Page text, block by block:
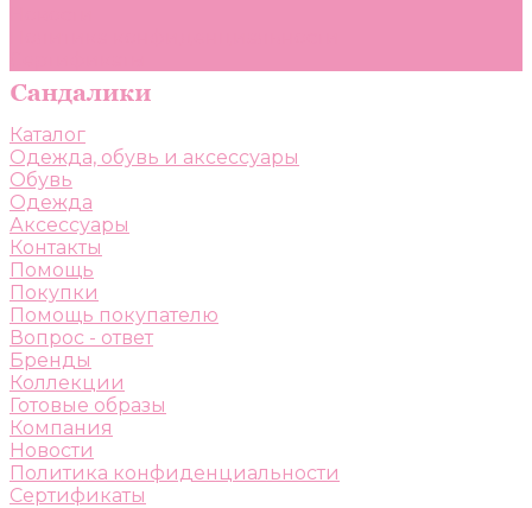
Каталог
Одежда, обувь и аксессуары
Обувь
Одежда
Аксессуары
Контакты
Помощь
Покупки
Помощь покупателю
Вопрос - ответ
Бренды
Коллекции
Готовые образы
Компания
Новости
Политика конфиденциальности
Сертификаты